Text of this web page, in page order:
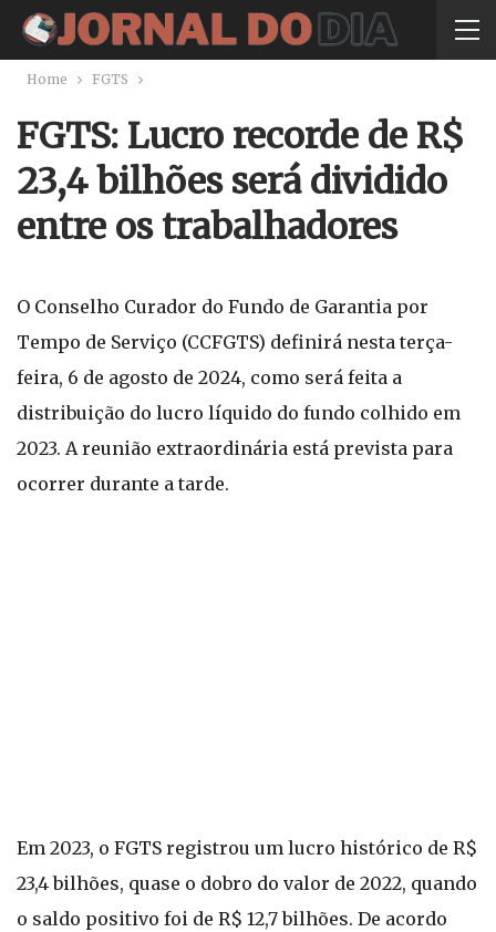
Home FGTS
FGTS: Lucro recorde de R$
23,4 bilhões será dividido
entre os trabalhadores
O Conselho Curador do Fundo de Garantia por
Tempo de Serviço (CCFGTS) definirá nesta terça-
feira, 6 de agosto de 2024, como será feita a
distribuição do lucro líquido do fundo colhido em
2023. A reunião extraordinária está prevista para
ocorrer durante a tarde.
Em 2023, o FGTS registrou um lucro histórico de R$
23,4 bilhões, quase o dobro do valor de 2022, quando
o saldo positivo foi de R$ 12,7 bilhões. De acordo